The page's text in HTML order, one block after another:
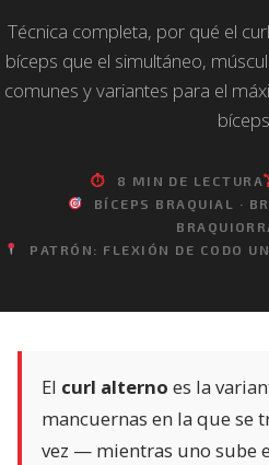
Técnica completa, por qué el
bíceps que el simultáneo,
comunes y variantes para el
⏱ 8 MIN DE LECTURA
BÍCEPS BRAQUIAL ·
PATRÓN: FLEXIÓN DE CODO
El curl alterno es la
mancuernas en la que se
vez — mientras uno sube